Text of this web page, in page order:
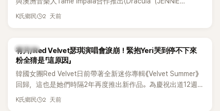
Remix）〉的幕後故事，沒想到她一句關於「共同朋友」的回答，
K氏鄉民 2 天前
K-POP
有片/Red Velvet瑟琪演唱會淚崩！緊抱Yeri哭到停不下來
粉全猜是「這原因」
韓國女團Red Velvet日前帶著全新迷你專輯《Velvet Summer》
回歸，這也是她們時隔2年再度推出新作品。為慶祝出道12週
年，五位成員也一連舉辦三場粉絲演唱會，與粉絲共同回顧經
K氏鄉民 2 天前